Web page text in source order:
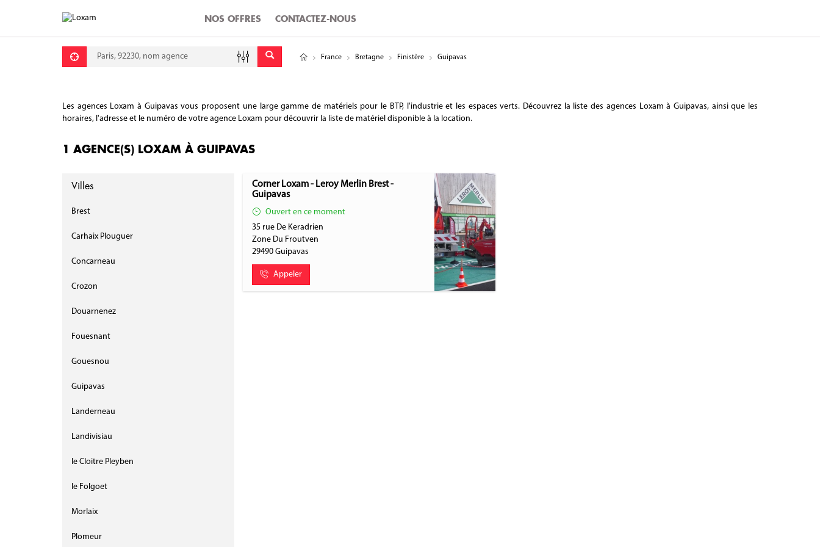
NOS OFFRES CONTACTEZ-NOUS
Requête Latitude
Longitude
France Bretagne Finistère Guipavas
Les agences Loxam à Guipavas vous proposent une large gamme de matériels pour le BTP, l'industrie et les espaces verts. Découvrez la liste des agences Loxam à Guipavas, ainsi que les
horaires, l'adresse et le numéro de votre agence Loxam pour découvrir la liste de matériel disponible à la location.
1 AGENCE(S) LOXAM À GUIPAVAS
Villes
Brest
Carhaix Plouguer
Concarneau
Crozon
Douarnenez
Fouesnant
Gouesnou
Guipavas
Landerneau
Landivisiau
le Cloitre Pleyben
le Folgoet
Morlaix
Plomeur
Corner Loxam - Leroy Merlin Brest -
Guipavas
Ouvert en ce moment
35 rue De Keradrien
Zone Du Froutven
29490 Guipavas
Appeler